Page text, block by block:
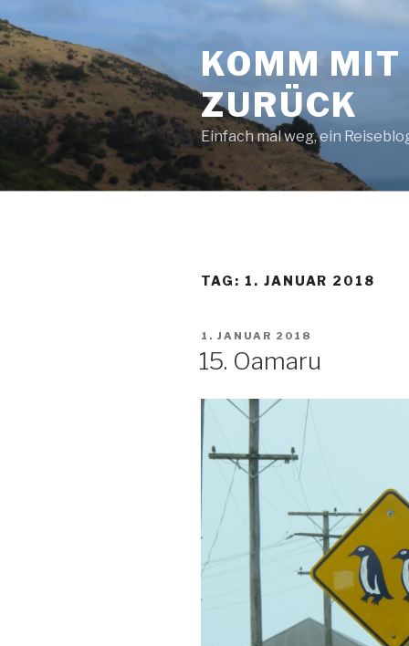
Inhalt
springen
KOMM MIT
ZURÜCK
Einfach mal weg, ein
TAG: 1. JANUAR 2018
VERÖFFENTLICHT
AM
1. JANUAR 2018
15. Oamaru